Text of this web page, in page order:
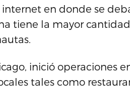
en donde se
tiene la mayor
inició operaciones
tales como